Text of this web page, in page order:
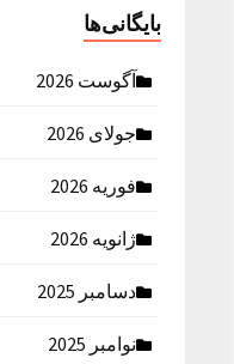
بایگانی‌ها
آگوست 2026
جولای 2026
فوریه 2026
ژانویه 2026
دسامبر 2025
نوامبر 2025